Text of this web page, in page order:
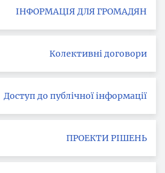
ІНФОРМАЦІЯ ДЛЯ ГРОМАДЯН
Колективні договори
Доступ до публічної інформації
ПРОЕКТИ РІШЕНЬ